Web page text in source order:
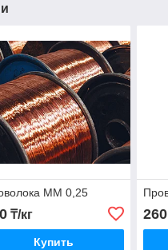
ММ 0,25
₸/кг
Купить
260